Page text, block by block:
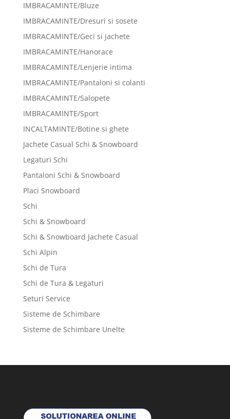
IMBRACAMINTE/Bluze
IMBRACAMINTE/Dresuri si sosete
IMBRACAMINTE/Geci si jachete
IMBRACAMINTE/Hanorace
IMBRACAMINTE/Lenjerie intima
IMBRACAMINTE/Pantaloni si colanti
IMBRACAMINTE/Salopete
IMBRACAMINTE/Sport
INCALTAMINTE/Botine si ghete
Jachete Casual Schi & Snowboard
Legaturi Schi
Pantaloni Schi & Snowboard
Placi Snowboard
Schi
Schi & Snowboard
Schi & Snowboard Jachete Casual
Schi Alpin
Schi de Tura
Schi de Tura & Legaturi
Seturi Service
Sisteme de Schimbare
Sisteme de Schimbare Unelte